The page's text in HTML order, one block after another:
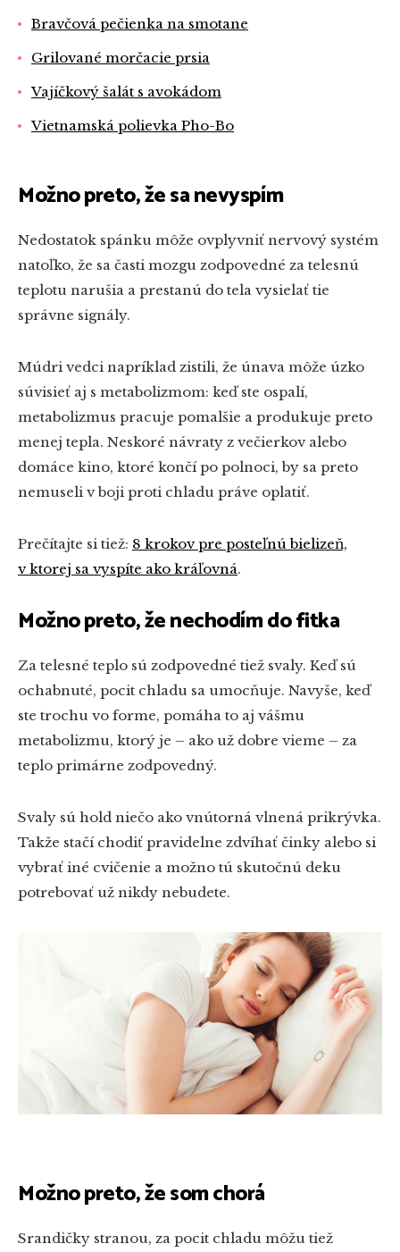
Bravčová pečienka na smotane
Grilované morčacie prsia
Vajíčkový šalát s avokádom
Vietnamská polievka Pho-Bo
Možno preto, že sa nevyspím
Nedostatok spánku môže ovplyvniť nervový systém
natoľko, že sa časti mozgu zodpovedné za telesnú
teplotu narušia a prestanú do tela vysielať tie
správne signály.
Múdri vedci napríklad zistili, že únava môže úzko
súvisieť aj s metabolizmom: keď ste ospalí,
metabolizmus pracuje pomalšie a produkuje preto
menej tepla. Neskoré návraty z večierkov alebo
domáce kino, ktoré končí po polnoci, by sa preto
nemuseli v boji proti chladu práve oplatiť.
Prečítajte si tiež: 8 krokov pre posteľnú bielizeň,
v ktorej sa vyspíte ako kráľovná.
Možno preto, že nechodím do fitka
Za telesné teplo sú zodpovedné tiež svaly. Keď sú
ochabnuté, pocit chladu sa umocňuje. Navyše, keď
ste trochu vo forme, pomáha to aj vášmu
metabolizmu, ktorý je – ako už dobre vieme – za
teplo primárne zodpovedný.
Svaly sú hold niečo ako vnútorná vlnená prikrývka.
Takže stačí chodiť pravidelne zdvíhať činky alebo si
vybrať iné cvičenie a možno tú skutočnú deku
potrebovať už nikdy nebudete.
Možno preto, že som chorá
Srandičky stranou, za pocit chladu môžu tiež